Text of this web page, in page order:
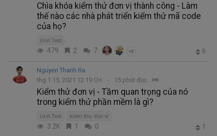
Chìa khóa kiểm thử đơn vị thành công - Làm
thế nào các nhà phát triển kiểm thử mã code
của họ?
Unit Test
479 2 7 +3 6
Nguyen Thanh Ra
thg 1 15, 2021 12:19 CH
15 phút đọc
Kiểm thử đơn vị - Tầm quan trọng của nó
trong kiểm thử phần mềm là gì?
Unit Test kiem thu don vi
3.2K 1 0 1